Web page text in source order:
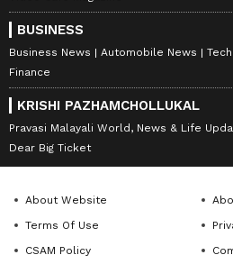
BUSINESS
Business News Automobile News
Finance
KRISHI PAZHAMCHOLLUKAL
Pravasi Malayali World, News & Life
Dear Big Ticket
About Website
Terms Of Use
CSAM Policy